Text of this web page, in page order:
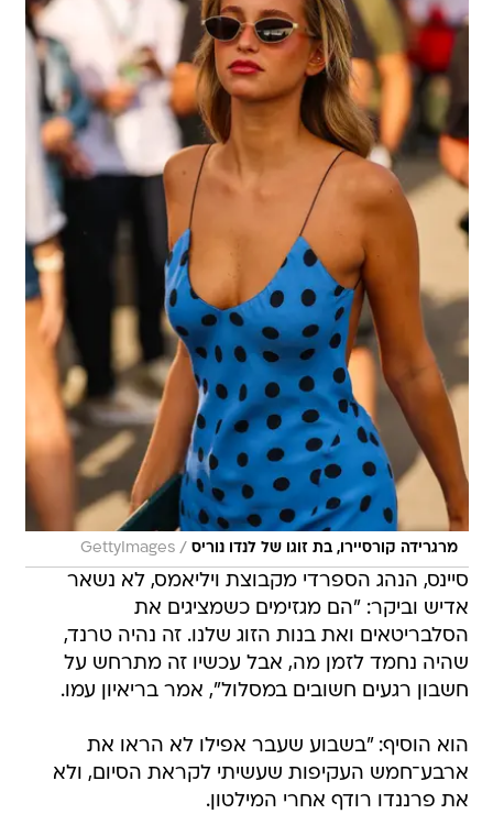
מרגרידה קורסיירו, בת זוגו של לנדו נוריס /
GettyImages
סיינס, הנהג הספרדי מקבוצת ויליאמס, לא נשאר
אדיש וביקר: "הם מגזימים כשמציגים את
הסלבריטאים ואת בנות הזוג שלנו. זה נהיה טרנד,
שהיה נחמד לזמן מה, אבל עכשיו זה מתרחש על
חשבון רגעים חשובים במסלול", אמר בריאיון עמו.
הוא הוסיף: "בשבוע שעבר אפילו לא הראו את
ארבע־חמש העקיפות שעשיתי לקראת הסיום, ולא
את פרננדו רודף אחרי המילטון.